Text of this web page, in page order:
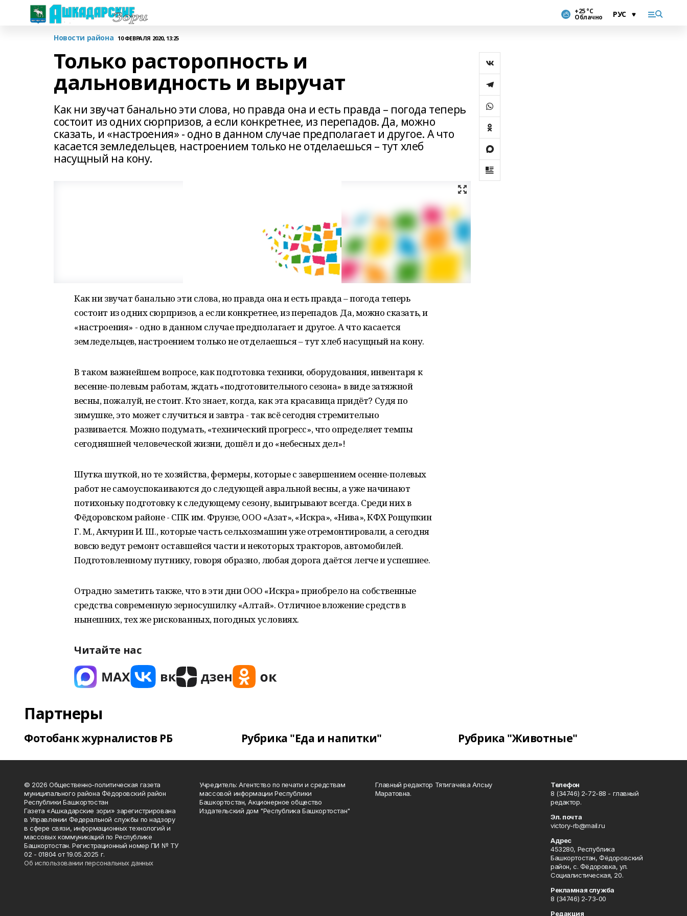
+25 °С
Облачно
Новости района 10 ФЕВРАЛЯ 2020, 13:25
Только расторопность и
дальновидность и выручат
Как ни звучат банально эти слова, но правда она и есть правда – погода теперь
состоит из одних сюрпризов, а если конкретнее, из перепадов. Да, можно
сказать, и «настроения» - одно в данном случае предполагает и другое. А что
касается земледельцев, настроением только не отделаешься – тут хлеб
насущный на кону.
Как ни звучат банально эти слова, но правда она и есть правда – погода теперь
состоит из одних сюрпризов, а если конкретнее, из перепадов. Да, можно сказать, и
«настроения» - одно в данном случае предполагает и другое. А что касается
земледельцев, настроением только не отделаешься – тут хлеб насущный на кону.
В таком важнейшем вопросе, как подготовка техники, оборудования, инвентаря к
весенне-полевым работам, ждать «подготовительного сезона» в виде затяжной
весны, пожалуй, не стоит. Кто знает, когда, как эта красавица придёт? Судя по
зимушке, это может случиться и завтра - так всё сегодня стремительно
развивается. Можно подумать, «технический прогресс», что определяет темпы
сегодняшней человеческой жизни, дошёл и до «небесных дел»!
Шутка шуткой, но те хозяйства, фермеры, которые с завершением осенне-полевых
работ не самоуспокаиваются до следующей авральной весны, а уже начинают
потихоньку подготовку к следующему сезону, выигрывают всегда. Среди них в
Фёдоровском районе - СПК им. Фрунзе, ООО «Азат», «Искра», «Нива», КФХ Рощупкин
Г. М., Акчурин И. Ш., которые часть сельхозмашин уже отремонтировали, а сегодня
вовсю ведут ремонт оставшейся части и некоторых тракторов, автомобилей.
Подготовленному путнику, говоря образно, любая дорога даётся легче и успешнее.
Отрадно заметить также, что в эти дни ООО «Искра» приобрело на собственные
средства современную зерносушилку «Алтай». Отличное вложение средств в
нынешних, тех же рискованных, погодных условиях.
Читайте нас
Партнеры
Фотобанк журналистов РБ Рубрика "Еда и напитки" Рубрика "Животные"
© 2026 Общественно-политическая газета
муниципального района Фёдоровский район
Республики Башкортостан
Газета «Ашкадарские зори» зарегистрирована
в Управлении Федеральной службы по надзору
в сфере связи, информационных технологий и
массовых коммуникаций по Республике
Башкортостан. Регистрационный номер ПИ № ТУ
02 - 01804 от 19.05.2025 г.
Об использовании персональных данных
Учредитель: Агентство по печати и средствам
массовой информации Республики
Башкортостан, Акционерное общество
Издательский дом "Республика Башкортостан"
Главный редактор Тятигачева Алсыу
Маратовна.
Телефон
8 (34746) 2-72-88 - главный
редактор.
Эл. почта
victory-rb@mail.ru
Адрес
453280, Республика
Башкортостан, Фёдоровский
район, с. Фёдоровка, ул.
Социалистическая, 20.
Рекламная служба
8 (34746) 2-73-00
Редакция